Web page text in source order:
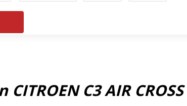
C3 AIR CROSS